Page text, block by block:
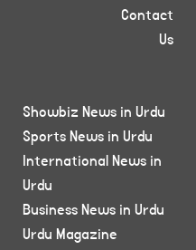
Contact
Us
Showbiz News in Urdu
Sports News in Urdu
International News in
Urdu
Business News in Urdu
Urdu Magazine